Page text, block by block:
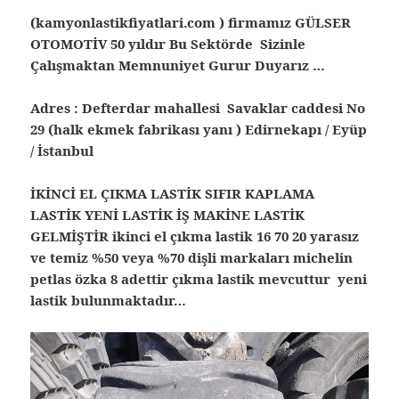
(kamyonlastikfiyatlari.com ) firmamız GÜLSER
OTOMOTİV 50 yıldır Bu Sektörde Sizinle
Çalışmaktan Memnuniyet Gurur Duyarız …
Adres : Defterdar mahallesi Savaklar caddesi No
29 (halk ekmek fabrikası yanı ) Edirnekapı / Eyüp
/ İstanbul
İKİNCİ EL ÇIKMA LASTİK SIFIR KAPLAMA
LASTİK YENİ LASTİK İŞ MAKİNE LASTİK
GELMİŞTİR ikinci el çıkma lastik16 70 20 yarasız
ve temiz %50 veya %70 dişli markaları michelin
petlas özka 8 adettir çıkma lastik mevcuttur yeni
lastik bulunmaktadır…